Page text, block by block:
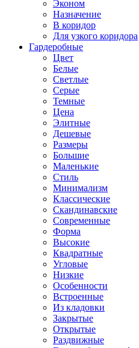
Эконом
Назначение
В коридор
Для узкого коридора
Гардеробные
Цвет
Белые
Светлые
Серые
Темные
Цена
Элитные
Дешевые
Размеры
Большие
Маленькие
Стиль
Минимализм
Классические
Скандинавские
Современные
Форма
Высокие
Квадратные
Угловые
Низкие
Особенности
Встроенные
Из кладовки
Закрытые
Открытые
Раздвижные